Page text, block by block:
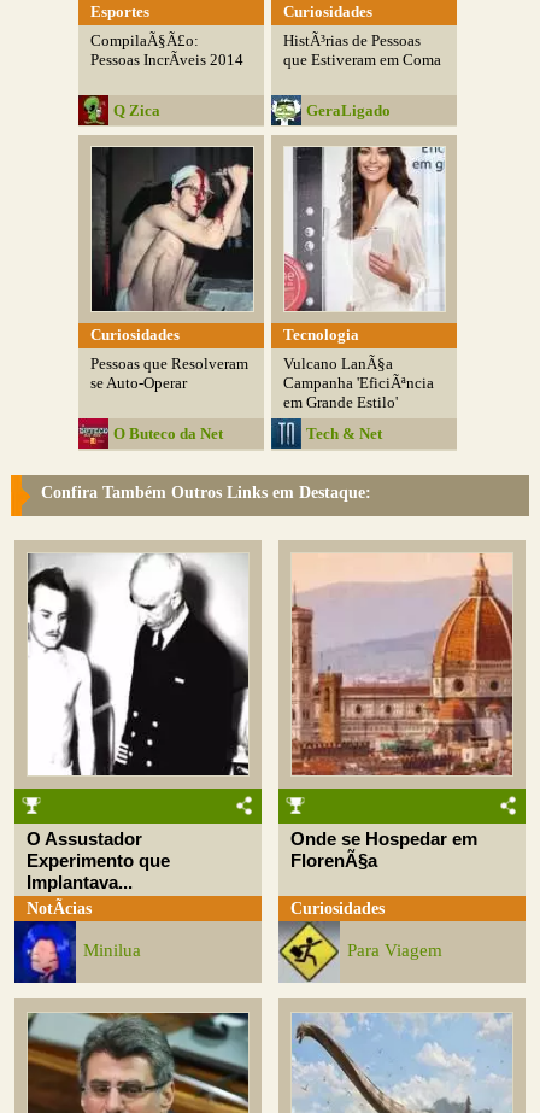
Esportes
CompilaÃ§Ã£o:
Pessoas IncrÃ­veis 2014
Q Zica
Curiosidades
HistÃ³rias de Pessoas
que Estiveram em Coma
GeraLigado
Curiosidades
Pessoas que Resolveram
se Auto-Operar
O Buteco da Net
Tecnologia
Vulcano LanÃ§a
Campanha 'EficiÃªncia
em Grande Estilo'
Tech & Net
Confira Também Outros Links em Destaque:
O Assustador
Experimento que
Implantava...
NotÃ­cias
Minilua
Onde se Hospedar em
FlorenÃ§a
Curiosidades
Para Viagem